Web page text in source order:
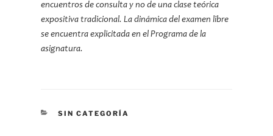
encuentros de consulta y no de una clase teórica
expositiva tradicional. La dinámica del examen libre
se encuentra explicitada en el Programa de la
asignatura.
CATEGORÍAS
SIN CATEGORÍA